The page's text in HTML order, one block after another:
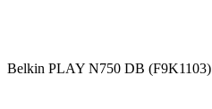
Belkin PLAY N750 DB (F9K1103)